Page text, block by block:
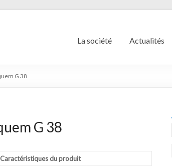
La société Actualités
G 38
G 38
Caractéristiques du produit